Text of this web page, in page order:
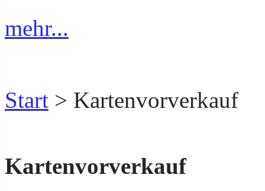
mehr...
Start > Kartenvorverkauf
Kartenvorverkauf